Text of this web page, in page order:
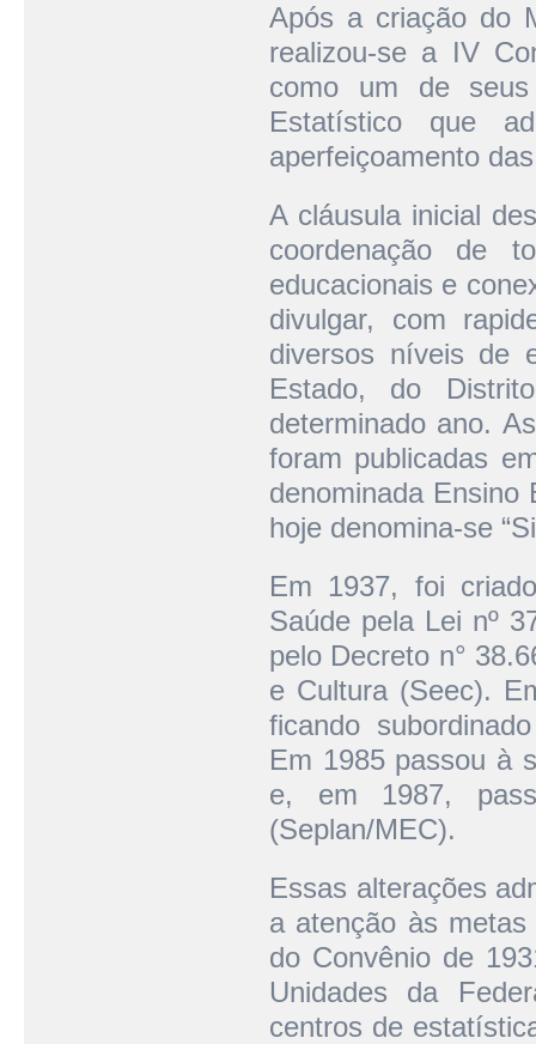
Após a criação do
realizou-se a IV
como um de
Estatístico que
aperfeiçoamento
A cláusula inicial
coordenação de
educacionais e
divulgar, com
diversos níveis de
Estado, do
determinado ano.
foram publicadas
denominada Ensino
hoje denomina-se
Em 1937, foi
Saúde pela Lei nº
pelo Decreto n°
e Cultura (Seec).
ficando
Em 1985 passou à
e, em 1987,
(Seplan/MEC).
Essas alterações
a atenção às
do Convênio de
Unidades da
centros de